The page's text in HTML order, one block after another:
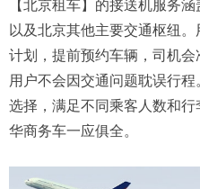
【北京租车】的接送机服务涵
以及北京其他主要交通枢纽
计划，提前预约车辆，司机
用户不会因交通问题耽误行
选择，满足不同乘客人数和
华商务车一应俱全。